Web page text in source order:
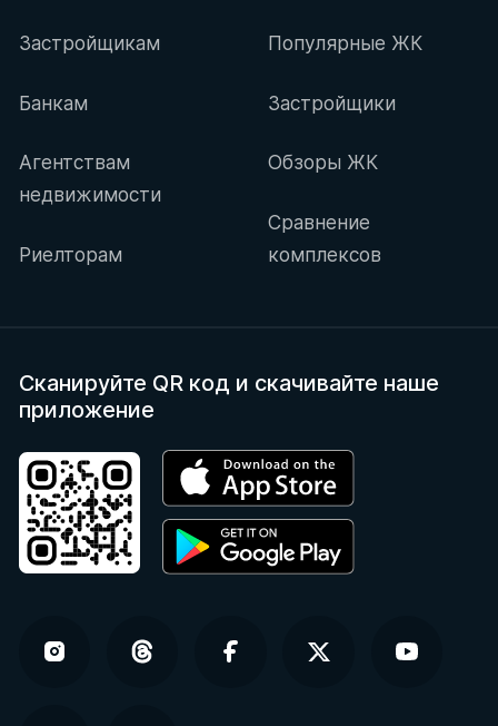
Застройщикам
Банкам
Агентствам
недвижимости
Риелторам
Популярные ЖК
Застройщики
Обзоры ЖК
Сравнение
комплексов
Сканируйте QR код и скачивайте наше
приложение